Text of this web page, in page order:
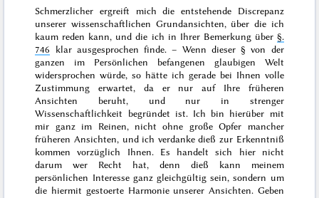
Schmerzlicher ergreift mich die entstehende Discrepanz
unserer wissenschaftlichen Grundansichten, über die ich
kaum reden kann, und die ich in Ihrer Bemerkung über §.
746 klar ausgesprochen finde. – Wenn dieser § von der
ganzen im Persönlichen befangenen glaubigen Welt
widersprochen würde, so hätte ich gerade bei Ihnen volle
Zustimmung erwartet, da er nur auf Ihre früheren
Ansichten beruht, und nur in strenger
Wissenschaftlichkeit begründet ist. Ich bin hierüber mit
mir ganz im Reinen, nicht ohne große Opfer mancher
früheren Ansichten, und ich verdanke dieß zur Erkenntniß
kommen vorzüglich Ihnen. Es handelt sich hier nicht
darum wer Recht hat, denn dieß kann meinem
persönlichen Interesse ganz gleichgültig sein, sondern um
die hiermit gestoerte Harmonie unserer Ansichten. Geben